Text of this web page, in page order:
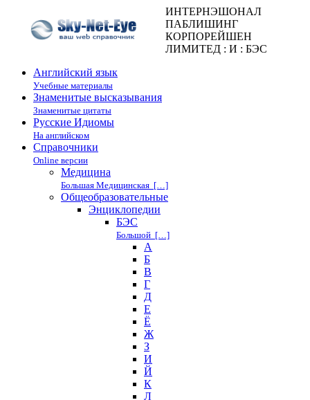
ИНТЕРНЭШОНАЛ
ПАБЛИШИНГ
КОРПОРЕЙШЕН
ЛИМИТЕД : И : БЭС
Английский язык
Учебные материалы
Знаменитые высказывания
Знаменитые цитаты
Русские Идиомы
На английском
Справочники
Online версии
Медицина
Большая Медицинская […]
Общеобразовательные
Энциклопедии
БЭС
Большой […]
А
Б
В
Г
Д
Е
Ё
Ж
З
И
Й
К
Л